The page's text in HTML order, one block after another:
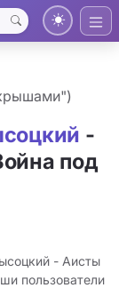
-
под
- Аисты
пользователи